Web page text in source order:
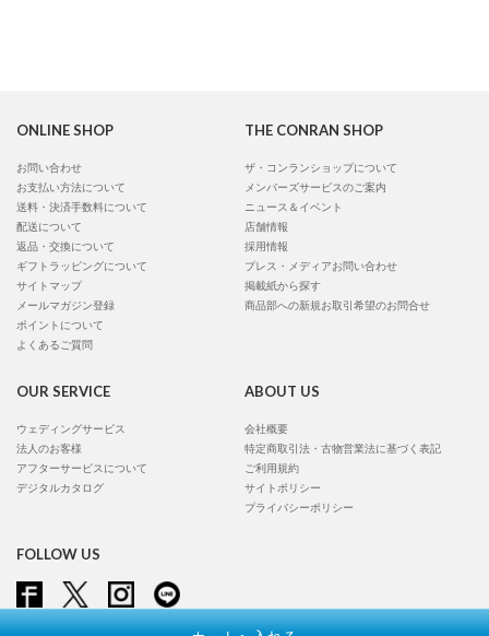
ONLINE SHOP
お問い合わせ
お支払い方法について
送料・決済手数料について
配送について
返品・交換について
ギフトラッピングについて
サイトマップ
メールマガジン登録
ポイントについて
よくあるご質問
THE CONRAN SHOP
ザ・コンランショップについて
メンバーズサービスのご案内
ニュース＆イベント
店舗情報
採用情報
プレス・メディアお問い合わせ
掲載紙から探す
商品部への新規お取引希望のお問合せ
OUR SERVICE
ウェディングサービス
法人のお客様
アフターサービスについて
デジタルカタログ
ABOUT US
会社概要
特定商取引法・古物営業法に基づく表記
ご利用規約
サイトポリシー
プライバシーポリシー
FOLLOW US